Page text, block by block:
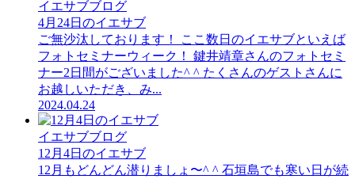
イエサブブログ
4月24日のイエサブ
ご無沙汰しております！ ここ数日のイエサブといえば
フォトセミナーウィーク！ 鍵井靖章さんのフォトセミ
ナー2日間がございました^ ^ たくさんのゲストさんに
お越しいただき、み...
2024.04.24
イエサブブログ
12月4日のイエサブ
12月もどんどん潜りましょ〜^ ^ 石垣島でも寒い日が続